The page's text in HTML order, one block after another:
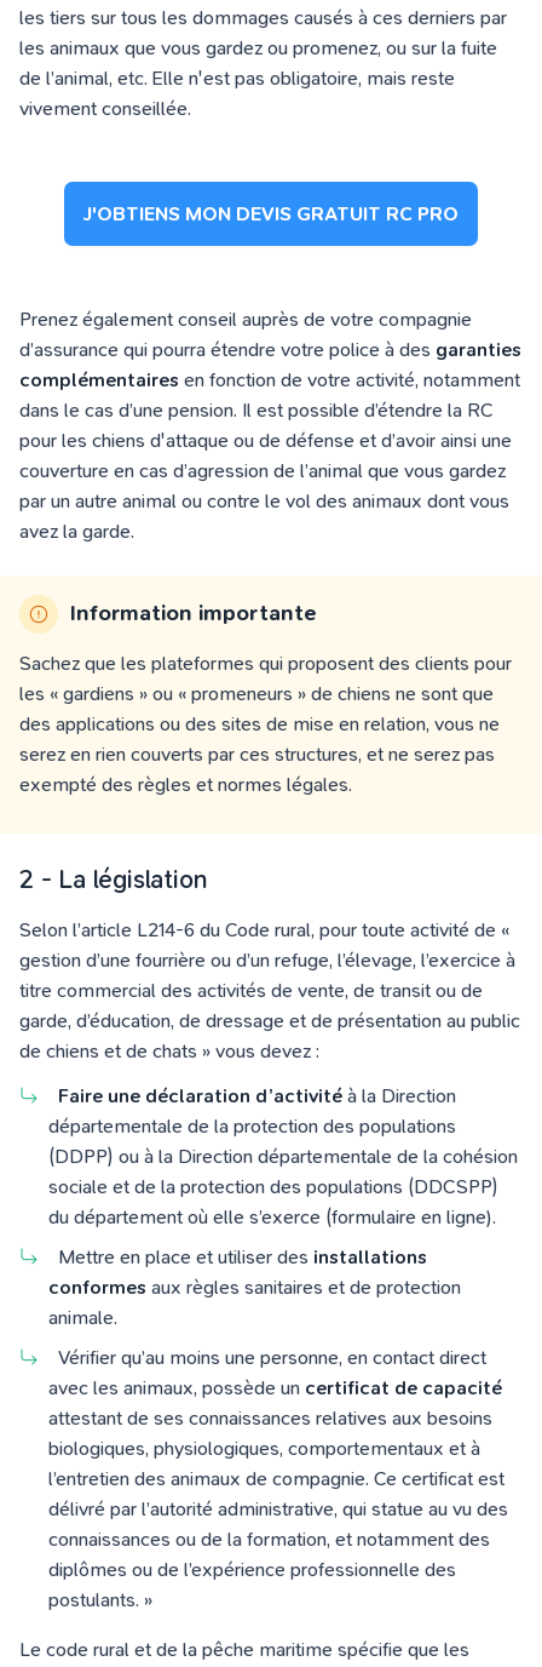
les tiers sur tous les dommages causés à ces derniers par
les animaux que vous gardez ou promenez, ou sur la fuite
de l’animal, etc. Elle n'est pas obligatoire, mais reste
vivement conseillée.
J'OBTIENS MON DEVIS GRATUIT RC PRO
Prenez également conseil auprès de votre compagnie
d’assurance qui pourra étendre votre police à des garanties
complémentaires en fonction de votre activité, notamment
dans le cas d’une pension. Il est possible d’étendre la RC
pour les chiens d'attaque ou de défense et d’avoir ainsi une
couverture en cas d’agression de l’animal que vous gardez
par un autre animal ou contre le vol des animaux dont vous
avez la garde.
Information importante
Sachez que les plateformes qui proposent des clients pour
les « gardiens » ou « promeneurs » de chiens ne sont que
des applications ou des sites de mise en relation, vous ne
serez en rien couverts par ces structures, et ne serez pas
exempté des règles et normes légales.
2 - La législation
Selon l’article L214-6 du Code rural, pour toute activité de «
gestion d’une fourrière ou d’un refuge, l’élevage, l’exercice à
titre commercial des activités de vente, de transit ou de
garde, d’éducation, de dressage et de présentation au public
de chiens et de chats » vous devez :
Faire une déclaration d’activité à la Direction
départementale de la protection des populations
(DDPP) ou à la Direction départementale de la cohésion
sociale et de la protection des populations (DDCSPP)
du département où elle s’exerce (formulaire en ligne).
Mettre en place et utiliser des installations
conformes aux règles sanitaires et de protection
animale.
Vérifier qu’au moins une personne, en contact direct
avec les animaux, possède un certificat de capacité
attestant de ses connaissances relatives aux besoins
biologiques, physiologiques, comportementaux et à
l’entretien des animaux de compagnie. Ce certificat est
délivré par l’autorité administrative, qui statue au vu des
connaissances ou de la formation, et notamment des
diplômes ou de l’expérience professionnelle des
postulants. »
Le code rural et de la pêche maritime spécifie que les